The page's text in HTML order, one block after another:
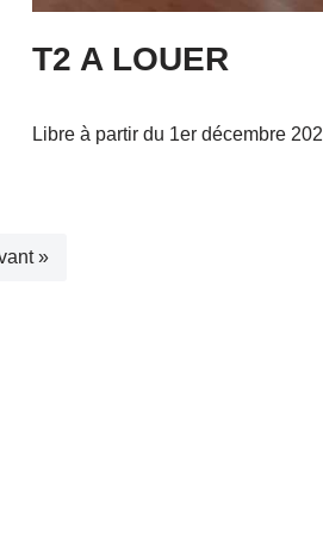
T2 A LOUER
Libre à partir du 1er décembre 202
»